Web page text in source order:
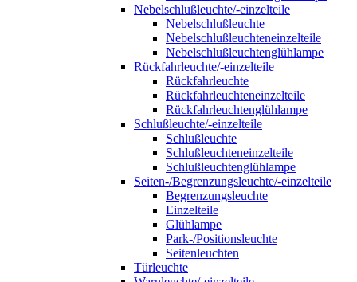
Nebelschlußleuchte/-einzelteile
Nebelschlußleuchte
Nebelschlußleuchteneinzelteile
Nebelschlußleuchtenglühlampe
Rückfahrleuchte/-einzelteile
Rückfahrleuchte
Rückfahrleuchteneinzelteile
Rückfahrleuchtenglühlampe
Schlußleuchte/-einzelteile
Schlußleuchte
Schlußleuchteneinzelteile
Schlußleuchtenglühlampe
Seiten-/Begrenzungsleuchte/-einzelteile
Begrenzungsleuchte
Einzelteile
Glühlampe
Park-/Positionsleuchte
Seitenleuchten
Türleuchte